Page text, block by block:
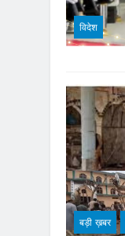
विदेश
बड़ी ख़बर